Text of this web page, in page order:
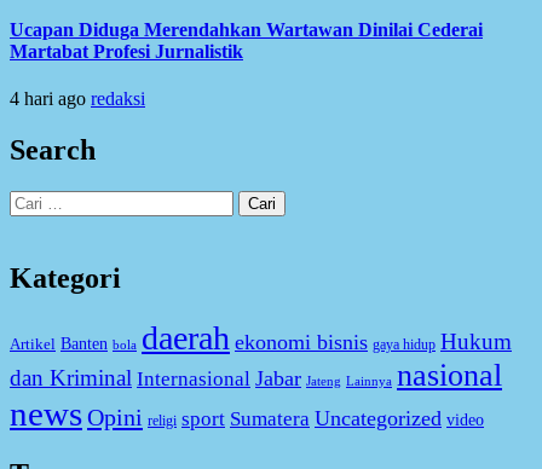
Ucapan Diduga Merendahkan Wartawan Dinilai Cederai
Martabat Profesi Jurnalistik
4 hari ago redaksi
Search
Cari
untuk:
Kategori
Artikel Banten bola daerah ekonomi bisnis gaya hidup Hukum
dan Kriminal Internasional Jabar Jateng Lainnya nasional
newsOpini religi sport Sumatera Uncategorized video